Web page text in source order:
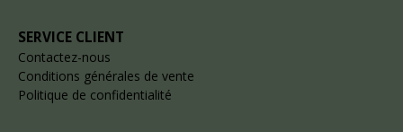
SERVICE CLIENT
Contactez-nous
Conditions générales de vente
Politique de confidentialité